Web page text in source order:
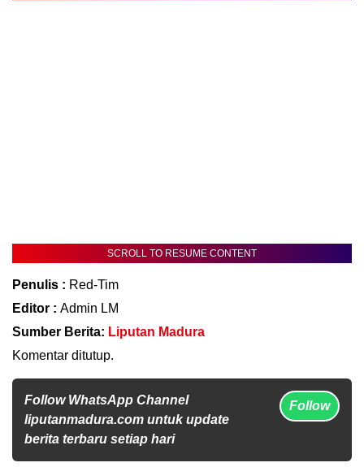
SCROLL TO RESUME CONTENT
Penulis : Red-Tim
Editor : Admin LM
Sumber Berita: Liputan Madura
Komentar ditutup.
Follow WhatsApp Channel
liputanmadura.com untuk update
berita terbaru setiap hari
Follow